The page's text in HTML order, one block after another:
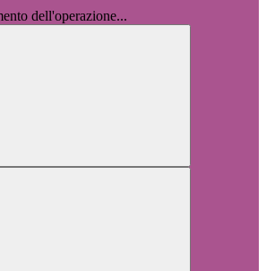
dell'operazione...